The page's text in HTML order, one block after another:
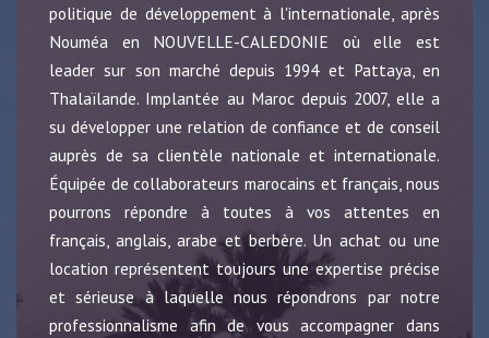
politique de développement à l'internationale, après
Nouméa en NOUVELLE-CALEDONIE où elle est
leader sur son marché depuis 1994 et Pattaya, en
Thalaïlande. Implantée au Maroc depuis 2007, elle a
su développer une relation de confiance et de conseil
auprès de sa clientèle nationale et internationale.
Équipée de collaborateurs marocains et français, nous
pourrons répondre à toutes à vos attentes en
français, anglais, arabe et berbère. Un achat ou une
location représentent toujours une expertise précise
et sérieuse à laquelle nous répondrons par notre
professionnalisme afin de vous accompagner dans